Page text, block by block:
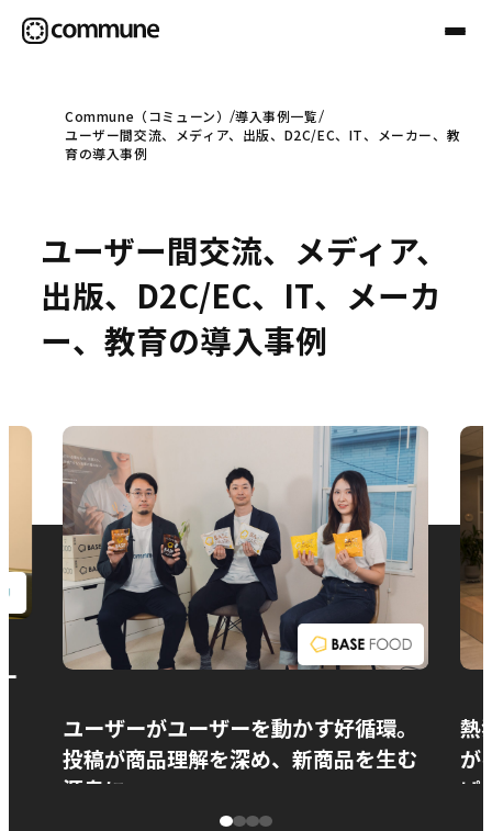
Communeについて
事例
お役立ち情報
お問い合わせ
Commune（コミューン）
導入事例一覧
ユーザー間交流、メディア、出版、D2C/EC、IT、メーカー、教
育の導入事例
ユーザー間交流、メディア、
出版、D2C/EC、IT、メーカ
ー、教育の導入事例
ユーザーがユーザーを動かす好循環。
投稿が商品理解を深め、新商品を生む
源泉に
熱
が
ぱ